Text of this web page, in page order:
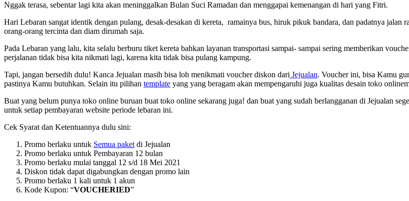
Gedean”
Nggak terasa, sebentar lagi kita akan meninggalkan Bulan Suci Ramadan dan menggapai kemenangan di hari yang Fitri.
Hari Lebaran sangat identik dengan pulang, desak-desakan di kereta, ramainya bus, hiruk pikuk bandara, dan padatnya
orang-orang tercinta dan diam dirumah saja.
Pada Lebaran yang lalu, kita selalu berburu tiket kereta bahkan layanan transportasi sampai- sampai sering memberikan
perjalanan tidak bisa kita nikmati lagi, karena kita tidak bisa pulang kampung.
Tapi, jangan bersedih dulu! Kanca Jejualan masih bisa loh menikmati voucher diskon dari Jejualan. Voucher ini, bisa Kamu
pastinya Kamu butuhkan. Selain itu pilihan template yang yang beragam akan mempengaruhi juga kualitas desain toko
Buat yang belum punya toko online buruan buat toko online sekarang juga! dan buat yang sudah berlangganan di Jejualan
untuk setiap pembayaran website periode lebaran ini.
Cek Syarat dan Ketentuannya dulu sini:
Promo berlaku untuk Semua paketdi Jejualan
Promo berlaku untuk Pembayaran 12 bulan
Promo berlaku mulai tanggal 12 s/d 18 Mei 2021
Diskon tidak dapat digabungkan dengan promo lain
Promo berlaku 1 kali untuk 1 akun
Kode Kupon: “VOUCHERIED”